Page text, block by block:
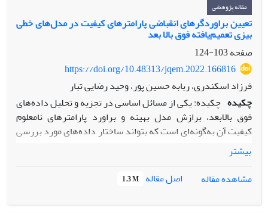
مقاله پژوهشی
تعیین براوردگرهای انقباضی پارامترهای کیفیت در مدل‌های خطی
بیزی تعمیم‌یافته فوق بالا بعد
صفحه103-124
https://doi.org/10.48313/jqem.2022.166816
فرزاد اسکندری، ربابه حسین پور، وحید رضایی تبار
چکیده چکیده: یکی از مسائل اساسی در تجزیه و تحلیل‌ داده‌های
فوق بالابعد، برازش مدل بهینه و براورد پارامترهای نامعلوم
کیفیت آن به‌گونه‌ای است که بتواند ساختار داده‌های مورد بررسی
را به‌درستی تفسیر کند. در این مقاله در انتخاب متغیر به
روش‌های انقباضی بیزی برای مدل‌های خطی تعمیم‌یافته فوق
بالابعد به مقایسه دو ابرپیشین ناموضعی: گشتاور ضربی و گشتاور
وارون ضربی در تعیین مدل بهینه هم‌زمان با براورد پارامترهای
مدل می‌پردازیم. به‌منظور محاسبه احتمال‌های پسین، از روش
بیشتر
مشاهده مقاله
اصل مقاله 1.3 M